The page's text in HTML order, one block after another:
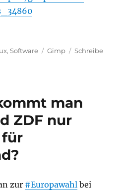
,Software Schlagwörter
Gimp
Schreibe
man
ZDF nur
für
zur #Europawahl bei